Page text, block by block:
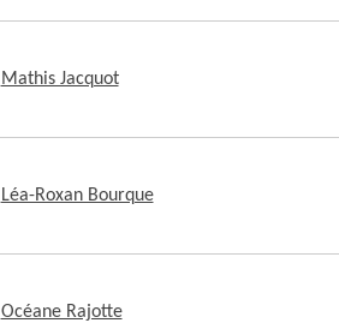
Mathis Jacquot
Léa-Roxan Bourque
Océane Rajotte